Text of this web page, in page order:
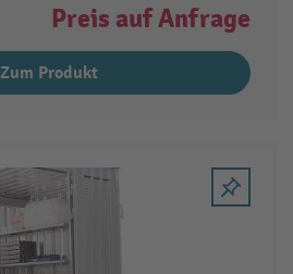
Preis auf Anfrage
Zum Produkt